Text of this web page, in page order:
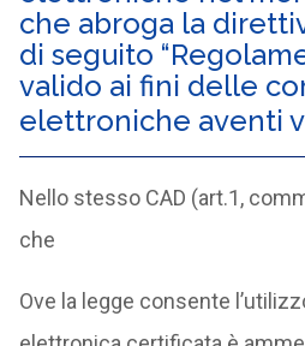
che abroga la
di seguito
valido ai fini delle
elettroniche aventi
Nello stesso CAD (art.1,
che
Ove la legge consente